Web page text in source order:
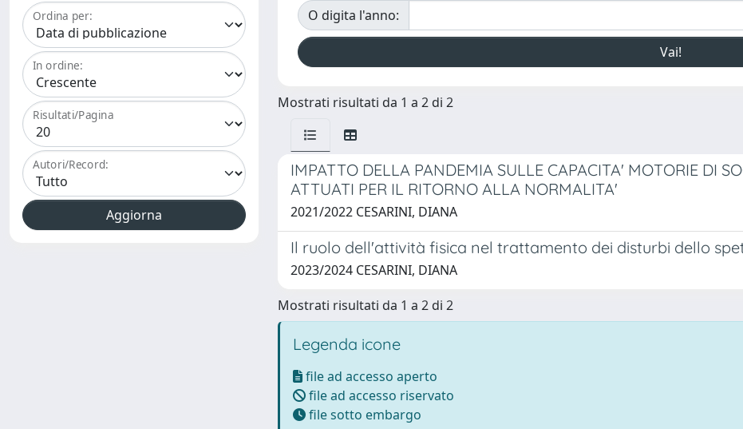
Ordina per:
In ordine:
Risultati/Pagina
Autori/Record:
O digita l'anno:
Mostrati risultati da 1 a 2 di 2
IMPATTO DELLA PANDEMIA SULLE CAPACITA' MOTORIE DI
ATTUATI PER IL RITORNO ALLA NORMALITA'
2021/2022 CESARINI, DIANA
Il ruolo dell'attività fisica nel trattamento dei disturbi dello
2023/2024 CESARINI, DIANA
Mostrati risultati da 1 a 2 di 2
Legenda icone
file ad accesso aperto
file ad accesso riservato
file sotto embargo